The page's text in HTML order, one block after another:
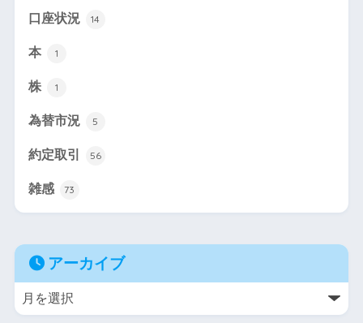
口座状況 14
本 1
株 1
為替市況 5
約定取引 56
雑感 73
アーカイブ